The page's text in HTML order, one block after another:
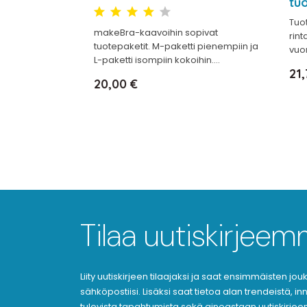
makeBra-kaavoihin sopivat
tuotepaketit. M-paketti pienempiin ja
L-paketti isompiin kokoihin....
Hinta
20,00 €
Tilaa
Liity uutiskirjeen tilaajaksi ja saat ensimmäisten
sähköpostiisi. Lisäksi saat tietoa alan trendeistä,